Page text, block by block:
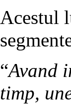
Acestul
“Avand
timp,